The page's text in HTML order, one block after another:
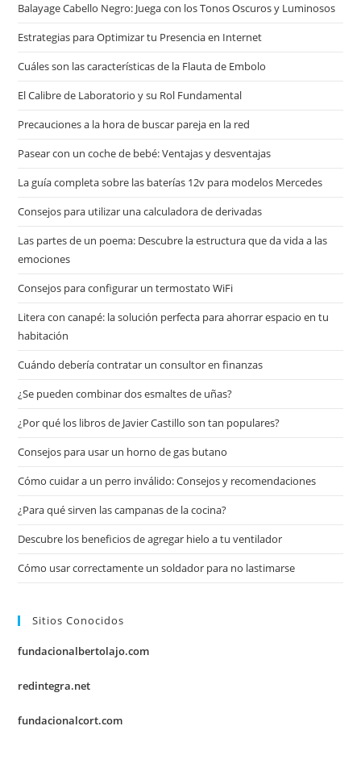
Balayage Cabello Negro: Juega con los Tonos Oscuros y Luminosos
Estrategias para Optimizar tu Presencia en Internet
Cuáles son las características de la Flauta de Embolo
El Calibre de Laboratorio y su Rol Fundamental
Precauciones a la hora de buscar pareja en la red
Pasear con un coche de bebé: Ventajas y desventajas
La guía completa sobre las baterías 12v para modelos Mercedes
Consejos para utilizar una calculadora de derivadas
Las partes de un poema: Descubre la estructura que da vida a las
emociones
Consejos para configurar un termostato WiFi
Litera con canapé: la solución perfecta para ahorrar espacio en tu
habitación
Cuándo debería contratar un consultor en finanzas
¿Se pueden combinar dos esmaltes de uñas?
¿Por qué los libros de Javier Castillo son tan populares?
Consejos para usar un horno de gas butano
Cómo cuidar a un perro inválido: Consejos y recomendaciones
¿Para qué sirven las campanas de la cocina?
Descubre los beneficios de agregar hielo a tu ventilador
Cómo usar correctamente un soldador para no lastimarse
Sitios Conocidos
fundacionalbertolajo.com
redintegra.net
fundacionalcort.com